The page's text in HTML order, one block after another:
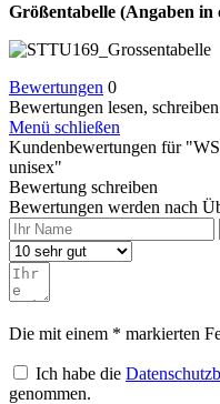
Größentabelle (Angaben in
Bewertungen 0
Bewertungen lesen,
Menü schließen
Kundenbewertungen für
unisex"
Bewertung schreiben
Bewertungen werden nach
Die mit einem * markierten
Ich habe die
genommen.